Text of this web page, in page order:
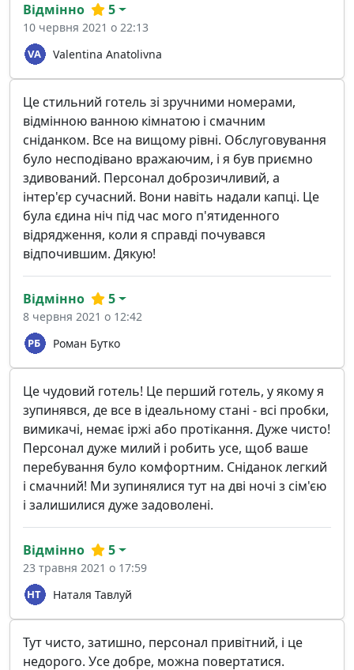
Valentina Anatolivna
Відмінно 5
10 червня 2021 о 22:13
Це стильний готель зі зручними номерами,
відмінною ванною кімнатою і смачним
сніданком. Все на вищому рівні. Обслуговування
було несподівано вражаючим, і я був приємно
здивований. Персонал доброзичливий, а
інтер'єр сучасний. Вони навіть надали капці. Це
була єдина ніч під час мого п'ятиденного
відрядження, коли я справді почувався
відпочившим. Дякую!
Роман Бутко
Відмінно 5
8 червня 2021 о 12:42
Це чудовий готель! Це перший готель, у якому я
зупинявся, де все в ідеальному стані - всі пробки,
вимикачі, немає іржі або протікання. Дуже чисто!
Персонал дуже милий і робить усе, щоб ваше
перебування було комфортним. Сніданок легкий
і смачний! Ми зупинялися тут на дві ночі з сім'єю
і залишилися дуже задоволені.
Наталя Тавлуй
Відмінно 5
23 травня 2021 о 17:59
Тут чисто, затишно, персонал привітний, і це
недорого. Усе добре, можна повертатися.